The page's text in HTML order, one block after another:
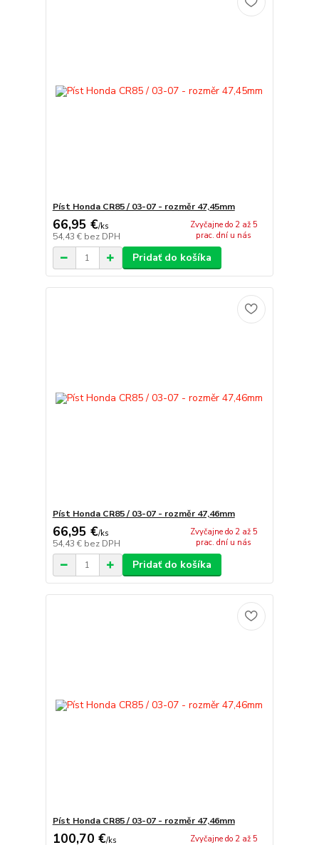
Píst Honda CR85 / 03-07 - rozměr 47,45mm
66,95 €/ks
54,43 € bez DPH
Zvyčajne do 2 až 5
prac. dní u nás
Pridať do košíka
Píst Honda CR85 / 03-07 - rozměr 47,46mm
66,95 €/ks
54,43 € bez DPH
Zvyčajne do 2 až 5
prac. dní u nás
Pridať do košíka
Píst Honda CR85 / 03-07 - rozměr 47,46mm
100,70 €/ks
Zvyčajne do 2 až 5